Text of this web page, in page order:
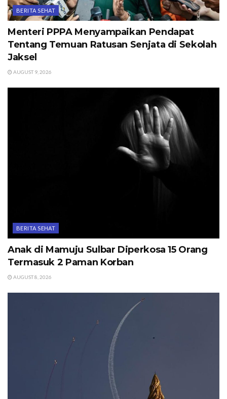
BERITA SEHAT
Menteri PPPA Menyampaikan Pendapat
Tentang Temuan Ratusan Senjata di Sekolah
Jaksel
AUGUST 9, 2026
BERITA SEHAT
Anak di Mamuju Sulbar Diperkosa 15 Orang
Termasuk 2 Paman Korban
AUGUST 8, 2026